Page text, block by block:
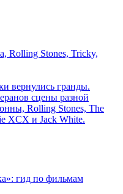
Rolling Stones, Tricky,
вернулись гранды.
сцены разной
Rolling Stones, The
XCX и Jack White.
гид по фильмам